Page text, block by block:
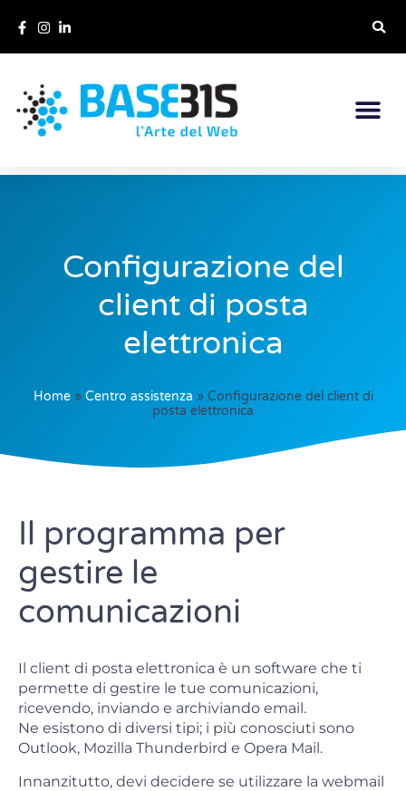
Configurazione del
client di posta
elettronica
Home» Centro assistenza » Configurazione del client di
posta elettronica
Il programma per
gestire le
comunicazioni
Il client di posta elettronica è un software che ti
permette di gestire le tue comunicazioni,
ricevendo, inviando e archiviando email.
Ne esistono di diversi tipi; i più conosciuti sono
Outlook, Mozilla Thunderbird e Opera Mail.
Innanzitutto, devi decidere se utilizzare la webmail